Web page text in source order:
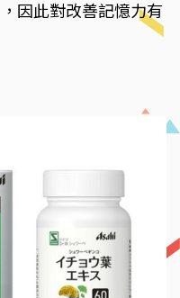
因此對改善記憶力有